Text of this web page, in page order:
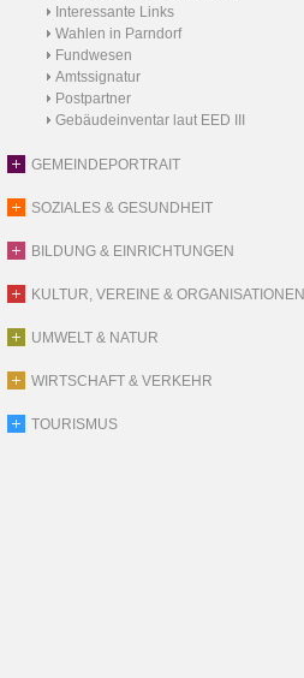
Interessante Links
Wahlen in Parndorf
Fundwesen
Amtssignatur
Postpartner
Gebäudeinventar laut EED III
GEMEINDEPORTRAIT
SOZIALES & GESUNDHEIT
BILDUNG & EINRICHTUNGEN
KULTUR, VEREINE & ORGANISATIONEN
UMWELT & NATUR
WIRTSCHAFT & VERKEHR
TOURISMUS